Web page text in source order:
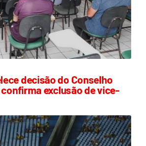
decisão do Conselho
exclusão de vice-